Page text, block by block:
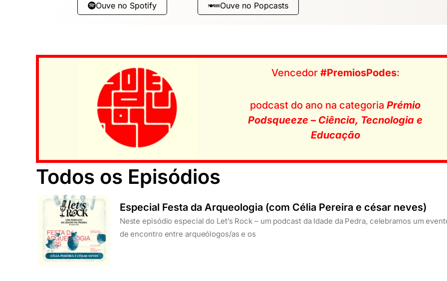
Ouve no Spotify Ouve no Popcasts
Vencedor #PremiosPodes:
podcast do ano na categoria Prémio
Podsqueeze – Ciência, Tecnologia e
Educação
Todos os Episódios
Especial Festa da Arqueologia (com Célia Pereira e césar neves)
Neste episódio especial do Let’s Rock – um podcast da Idade da Pedra, celebramos um
de encontro entre arqueólogos/as e os
PáginaPáginaPágina